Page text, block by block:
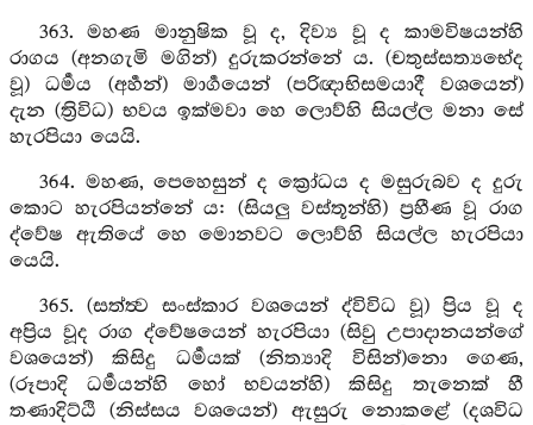
363. මහණ මානුෂික වූ ද, දිව්‍ය වූ ද කාමවිෂයන්හි
රාගය (අනගැමි මගින්) දුරුකරන්නේ ය. (චතුස්සත්‍යභේද
වූ) ධර්‍මය (අර්‍හන්) මාර්‍ගයෙන් (පරිඥාභිසමයාදී වශයෙන්)
දැන (ත්‍රිවිධ) භවය ඉක්මවා හෙ ලොව්හි සියල්ල මනා සේ
හැරපියා යෙයි.
364. මහණ, පෙහෙසුන් ද ක්‍රෝධය ද මසුරුබව ද දුරු
කොට හැරපියන්නේ ය: (සියලු වස්තූන්හි) ප්‍රහීණ වූ රාග
ද්වේෂ ඇතියේ හෙ මොනවට ලොව්හි සියල්ල හැරපියා
යෙයි.
365. (සත්ත්‍ව සංස්කාර වශයෙන් ද්විවිධ වූ) ප්‍රිය වූ ද
අප්‍රිය වූද රාග ද්වේෂයෙන් හැරපියා (සිවු උපාදානයන්ගේ
වශයෙන්) කිසිදු ධර්‍මයක් (නිත්‍යාදි විසින්)නො ගෙණ,
(රූපාදි ධර්‍මයන්හි හෝ භවයන්හි) කිසිදු තැනෙක් හී
තණාදිට්ඨි (නිස්සය වශයෙන්) ඇසුරු නොකළේ (දශවිධ